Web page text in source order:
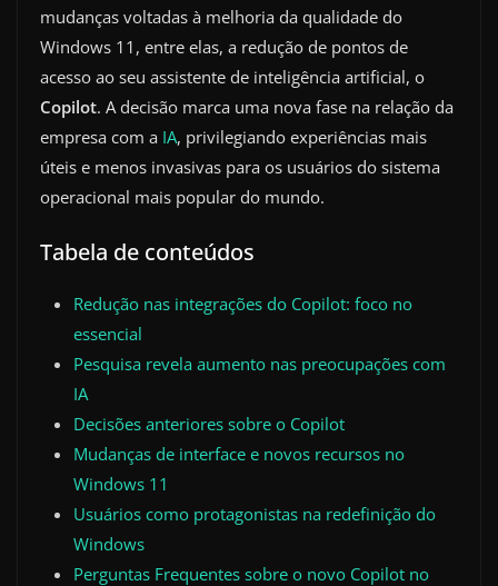
mudanças voltadas à melhoria da qualidade do
Windows 11, entre elas, a redução de pontos de
acesso ao seu assistente de inteligência artificial, o
Copilot. A decisão marca uma nova fase na relação da
empresa com a IA, privilegiando experiências mais
úteis e menos invasivas para os usuários do sistema
operacional mais popular do mundo.
Tabela de conteúdos
Redução nas integrações do Copilot: foco no
essencial
Pesquisa revela aumento nas preocupações com
IA
Decisões anteriores sobre o Copilot
Mudanças de interface e novos recursos no
Windows 11
Usuários como protagonistas na redefinição do
Windows
Perguntas Frequentes sobre o novo Copilot no